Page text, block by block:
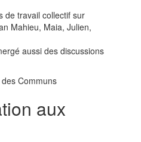
de travail collectif sur
Mahieu, Maia, Julien,
aussi des discussions
Communs
aux